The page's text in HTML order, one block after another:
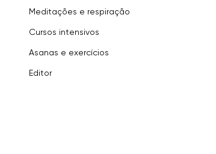
Meditações e respiração
Cursos intensivos
Asanas e exercícios
Editor